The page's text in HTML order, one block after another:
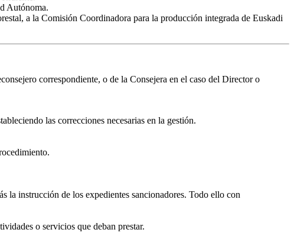
Autónoma.
a la Comisión Coordinadora para la producción integrada de Euskadi
correspondiente, o de la Consejera en el caso del Director o
las correcciones necesarias en la gestión.
la instrucción de los expedientes sancionadores. Todo ello con
o servicios que deban prestar.